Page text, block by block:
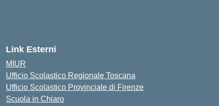
Link Esterni
MIUR
Ufficio Scolastico Regionale Toscana
Ufficio Scolastico Provinciale di Firenze
Scuola in Chiaro